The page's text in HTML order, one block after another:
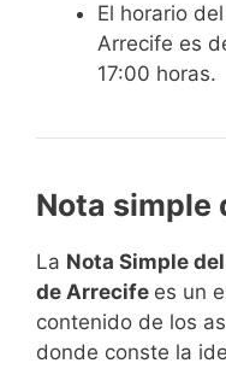
El horario
Arrecife es
17:00 horas.
Nota simple
La Nota Simple
de Arrecife es un
contenido de los
donde conste la